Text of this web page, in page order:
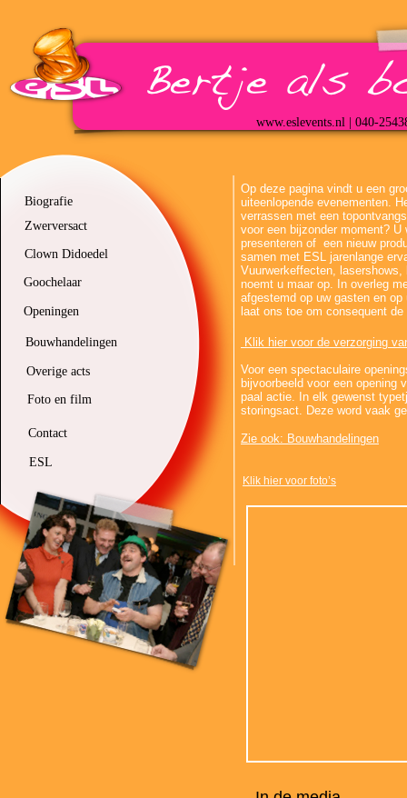
Op deze pagina vindt u een
uiteenlopende evenementen.
verrassen met een
voor een bijzonder moment?
presenteren of een nieuw
samen met ESL jarenlange
Vuurwerkeffecten,
noemt u maar op. In overleg
afgestemd op uw gasten en
laat ons toe om consequent
Klik hier voor de verzorging
Voor een spectaculaire
bijvoorbeeld voor een opening
paal actie. In elk gewenst
storingsact. Deze word vaak
Zie ook: Bouwhandelingen
Klik hier voor foto’s
Biografie
Zwerversact
Clown Didoedel
Overige acts
Openingen
Bouwhandelingen
Foto en film
Contact
ESL
Goochelaar
www.eslevents.nl | 040-